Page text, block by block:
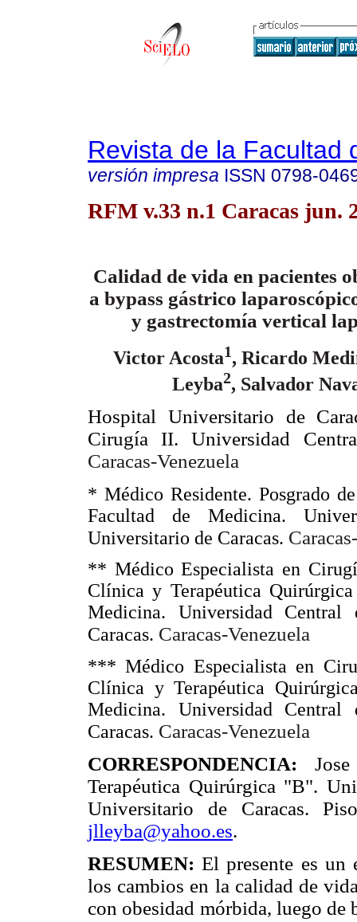
Revista de la Facultad
versión impresa ISSN 0798-
RFM v.33 n.1 Caracas jun.
Calidad de vida en pacientes
a bypass gástrico
y gastrectomía vertical
Victor Acosta1, Ricardo
Leyba2, Salvador
Hospital Universitario de
Cirugía II. Universidad
Caracas-Venezuela
* Médico Residente. Posgrado
Facultad de Medicina.
Universitario de Caracas. Caracas-
** Médico Especialista en
Clínica y Terapéutica
Medicina. Universidad
Caracas. Caracas-Venezuela
*** Médico Especialista en
Clínica y Terapéutica
Medicina. Universidad
Caracas. Caracas-Venezuela
CORRESPONDENCIA:
Terapéutica Quirúrgica "B".
Universitario de Caracas.
jlleyba@yahoo.es.
RESUMEN:El presente es un
los cambios en la calidad de
con obesidad mórbida, luego